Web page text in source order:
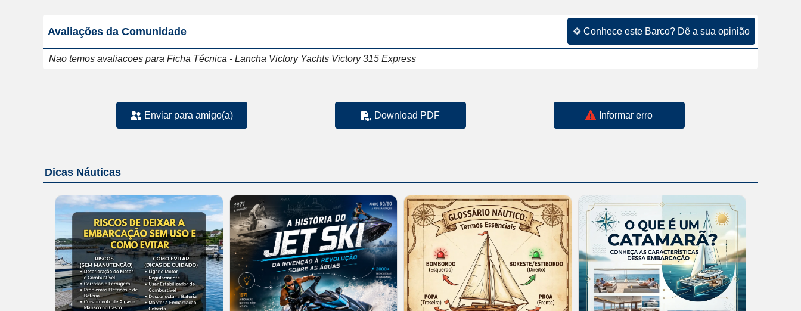
Avaliações da Comunidade ☸ Conhece este Barco? Dê a sua opinião
Nao temos avaliacoes para Ficha Técnica - Lancha Victory Yachts Victory 315 Express
Enviar para amigo(a) Download PDF Informar erro
Dicas Náuticas